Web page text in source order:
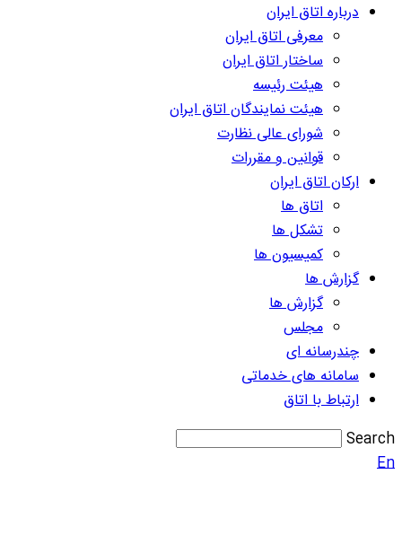
درباره اتاق ایران
معرفی اتاق ایران
ساختار اتاق ایران
هیئت رئیسه
هیئت نمایندگان اتاق ایران
شورای عالی نظارت
قوانین و مقررات
ارکان اتاق ایران
اتاق ها
تشکل ها
کمیسیون ها
گزارش ها
گزارش ها
مجلس
چندرسانه ای
سامانه های خدماتی
ارتباط با اتاق
Search
En